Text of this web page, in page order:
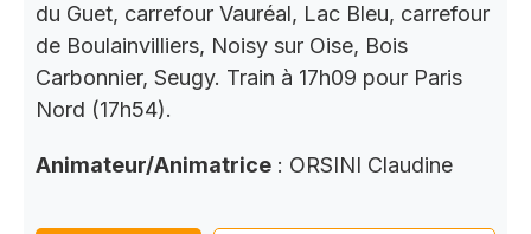
du Guet, carrefour Vauréal, Lac Bleu, carrefour
de Boulainvilliers, Noisy sur Oise, Bois
Carbonnier, Seugy. Train à 17h09 pour Paris
Nord (17h54).
Animateur/Animatrice : ORSINI Claudine